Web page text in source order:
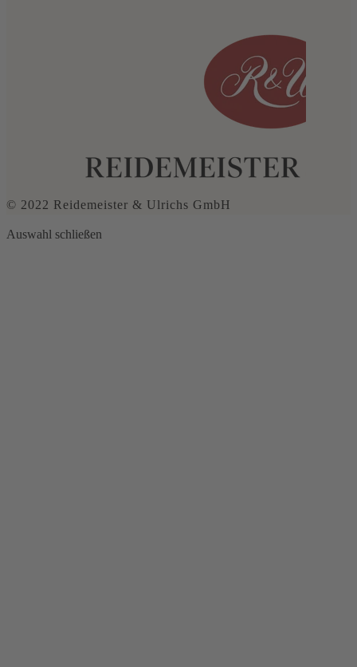
© 2022 Reidemeister & Ulrichs GmbH
Auswahl schließen